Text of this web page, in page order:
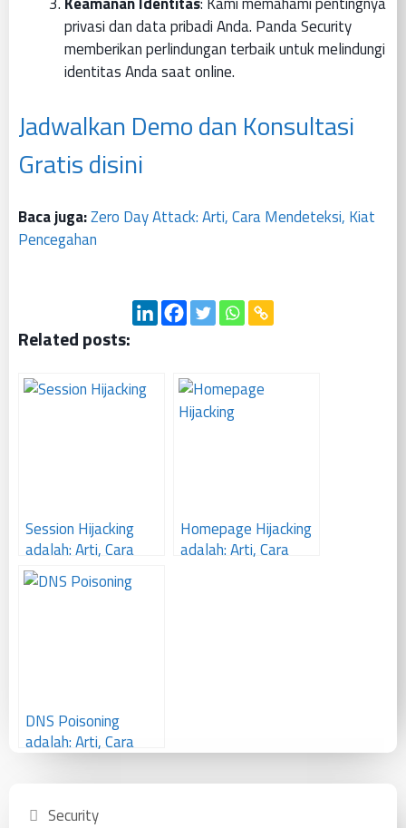
privasi dan data pribadi Anda. Panda Security
memberikan perlindungan terbaik untuk melindungi
identitas Anda saat online.
Jadwalkan Demo dan Konsultasi
Gratis disini
Baca juga:Zero Day Attack: Arti, Cara Mendeteksi, Kiat
Pencegahan
Related posts:
Session Hijacking
adalah: Arti, Cara
Kerja, Pencegahan
Homepage Hijacking
adalah: Arti, Cara
DNS Poisoning
adalah: Arti, Cara
Pencegahan
Security